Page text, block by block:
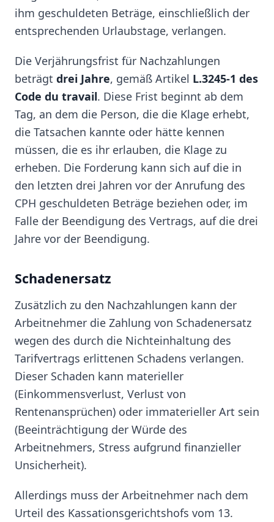
ihm geschuldeten Beträge, einschließlich der
entsprechenden Urlaubstage, verlangen.
Die Verjährungsfrist für Nachzahlungen
beträgt drei Jahre, gemäß Artikel L.3245-1 des
Code du travail. Diese Frist beginnt ab dem
Tag, an dem die Person, die die Klage erhebt,
die Tatsachen kannte oder hätte kennen
müssen, die es ihr erlauben, die Klage zu
erheben. Die Forderung kann sich auf die in
den letzten drei Jahren vor der Anrufung des
CPH geschuldeten Beträge beziehen oder, im
Falle der Beendigung des Vertrags, auf die drei
Jahre vor der Beendigung.
Schadenersatz
Zusätzlich zu den Nachzahlungen kann der
Arbeitnehmer die Zahlung von Schadenersatz
wegen des durch die Nichteinhaltung des
Tarifvertrags erlittenen Schadens verlangen.
Dieser Schaden kann materieller
(Einkommensverlust, Verlust von
Rentenansprüchen) oder immaterieller Art sein
(Beeinträchtigung der Würde des
Arbeitnehmers, Stress aufgrund finanzieller
Unsicherheit).
Allerdings muss der Arbeitnehmer nach dem
Urteil des Kassationsgerichtshofs vom 13.